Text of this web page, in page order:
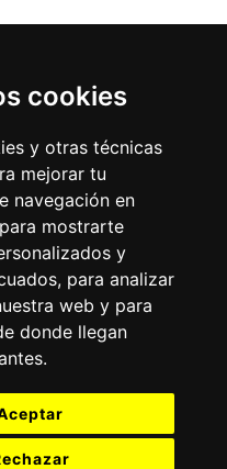
cookies
y otras técnicas
mejorar tu
navegación en
mostrarte
y
para analizar
web y para
donde llegan